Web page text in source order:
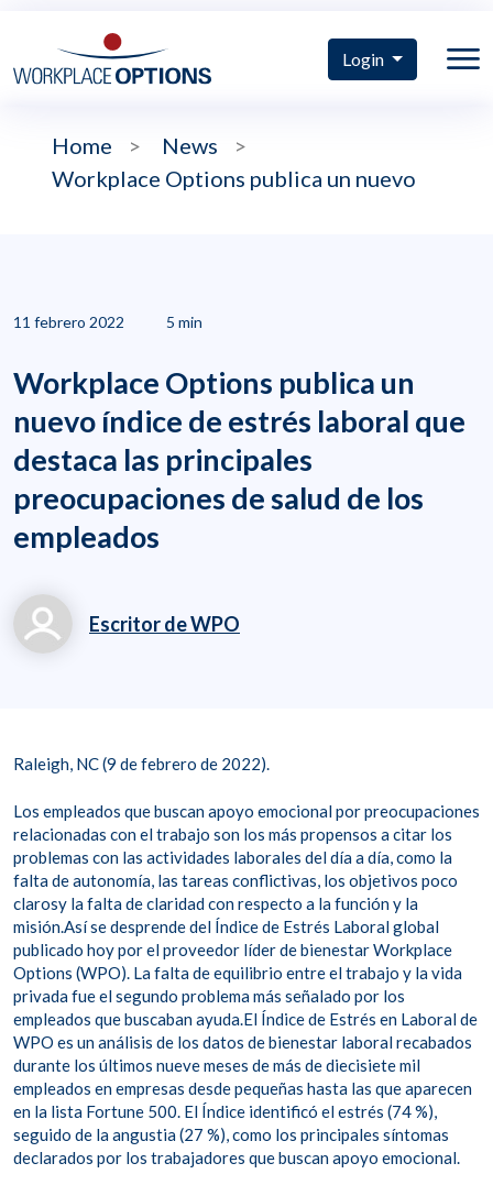
Login
Home > News
>
Workplace Options publica un nuevo
11 febrero 2022 5 min
Workplace Options publica un
nuevo índice de estrés laboral que
destaca las principales
preocupaciones de salud de los
empleados
Escritor de WPO
Raleigh, NC (9 de febrero de 2022).
Los empleados que buscan apoyo emocional por preocupaciones
relacionadas con el trabajo son los más propensos a citar los
problemas con las actividades laborales del día a día, como la
falta de autonomía, las tareas conflictivas, los objetivos poco
clarosy la falta de claridad con respecto a la función y la
misión.Así se desprende del Índice de Estrés Laboral global
publicado hoy por el proveedor líder de bienestar Workplace
Options (WPO). La falta de equilibrio entre el trabajo y la vida
privada fue el segundo problema más señalado por los
empleados que buscaban ayuda.El Índice de Estrés en Laboral de
WPO es un análisis de los datos de bienestar laboral recabados
durante los últimos nueve meses de más de diecisiete mil
empleados en empresas desde pequeñas hasta las que aparecen
en la lista Fortune 500. El Índice identificó el estrés (74 %),
seguido de la angustia (27 %), como los principales síntomas
declarados por los trabajadores que buscan apoyo emocional.